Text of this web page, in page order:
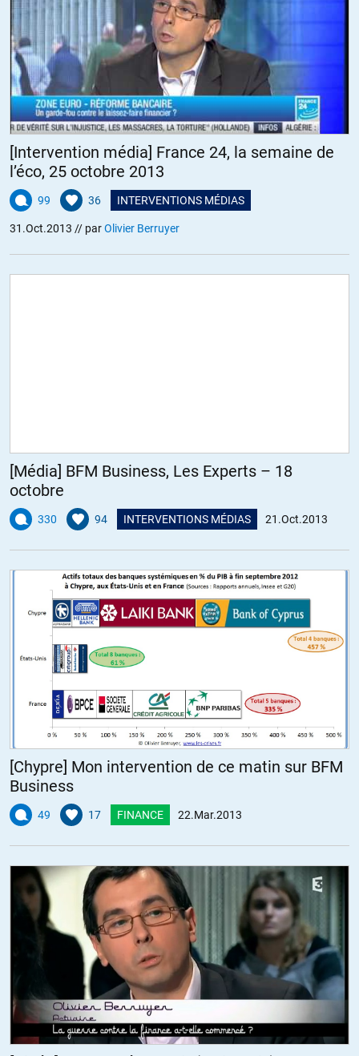
[Intervention média] France 24, la semaine de
l’éco, 25 octobre 2013
99 36 INTERVENTIONS MÉDIAS
31.Oct.2013 // parOlivier Berruyer
[Média] BFM Business, Les Experts – 18
octobre
330 94 INTERVENTIONS MÉDIAS 21.Oct.2013
[Chypre] Mon intervention de ce matin sur BFM
Business
49 17 FINANCE 22.Mar.2013